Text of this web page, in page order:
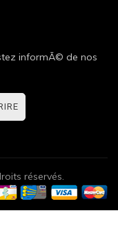
informÃ© de nos
réservés.